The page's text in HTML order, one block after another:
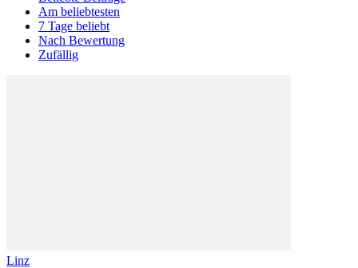
Am beliebtesten
7 Tage beliebt
Nach Bewertung
Zufällig
Linz